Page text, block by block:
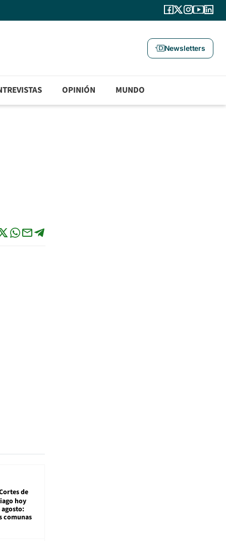
Newsletters
OPINIÓN MUNDO
de
hoy
agosto:
comunas